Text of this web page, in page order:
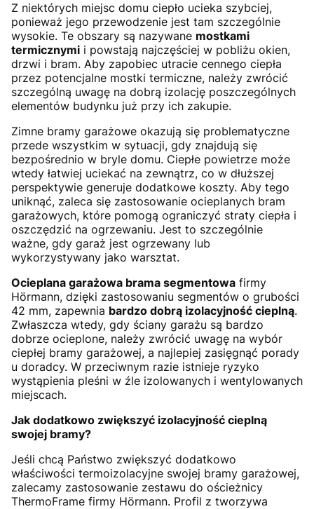
Z niektórych miejsc domu ciepło ucieka szybciej,
ponieważ jego przewodzenie jest tam szczególnie
wysokie. Te obszary są nazywane mostkami
termicznymi i powstają najczęściej w pobliżu okien,
drzwi i bram. Aby zapobiec utracie cennego ciepła
przez potencjalne mostki termiczne, należy zwrócić
szczególną uwagę na dobrą izolację poszczególnych
elementów budynku już przy ich zakupie.
Zimne bramy garażowe okazują się problematyczne
przede wszystkim w sytuacji, gdy znajdują się
bezpośrednio w bryle domu. Ciepłe powietrze może
wtedy łatwiej uciekać na zewnątrz, co w dłuższej
perspektywie generuje dodatkowe koszty. Aby tego
uniknąć, zaleca się zastosowanie ocieplanych bram
garażowych, które pomogą ograniczyć straty ciepła i
oszczędzić na ogrzewaniu. Jest to szczególnie
ważne, gdy garaż jest ogrzewany lub
wykorzystywany jako warsztat.
Ocieplana garażowa brama segmentowa firmy
Hörmann, dzięki zastosowaniu segmentów o grubości
42 mm, zapewnia bardzo dobrą izolacyjność cieplną.
Zwłaszcza wtedy, gdy ściany garażu są bardzo
dobrze ocieplone, należy zwrócić uwagę na wybór
ciepłej bramy garażowej, a najlepiej zasięgnąć porady
u doradcy. W przeciwnym razie istnieje ryzyko
wystąpienia pleśni w źle izolowanych i wentylowanych
miejscach.
Jak dodatkowo zwiększyć izolacyjność cieplną
swojej bramy?
Jeśli chcą Państwo zwiększyć dodatkowo
właściwości termoizolacyjne swojej bramy garażowej,
zalecamy zastosowanie zestawu do ościeżnicy
ThermoFrame firmy Hörmann. Profil z tworzywa